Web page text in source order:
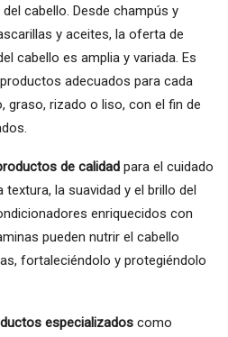
cabello. Desde champús y
y aceites, la oferta de
cabello es amplia y variada. Es
adecuados para cada
graso, rizado o liso, con el fin de
de calidad para el cuidado
la suavidad y el brillo del
enriquecidos con
pueden nutrir el cabello
fortaleciéndolo y protegiéndolo
especializados como